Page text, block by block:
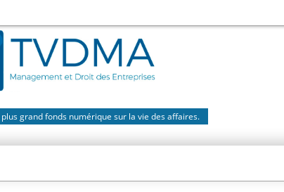
grand fonds numérique sur la vie des affaires.